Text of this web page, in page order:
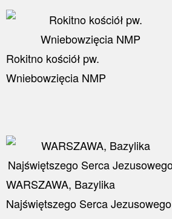
Rokitno kościół pw.
Wniebowzięcia NMP
WARSZAWA, Bazylika
Najświętszego Serca Jezusowego